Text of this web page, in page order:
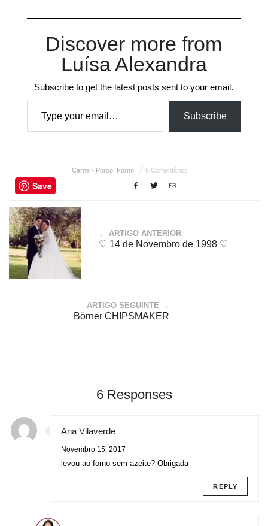
Discover more from
Luísa Alexandra
Subscribe to get the latest posts sent to your email.
Type your email…
Subscribe
Carne • Porco Forno 6 Comentários
Save
← ARTIGO ANTERIOR
♡ 14 de Novembro de 1998 ♡
ARTIGO SEGUINTE →
Börner CHIPSMAKER
6 Responses
Ana Vilaverde
Novembro 15, 2017
levou ao forno sem azeite? Obrigada
REPLY